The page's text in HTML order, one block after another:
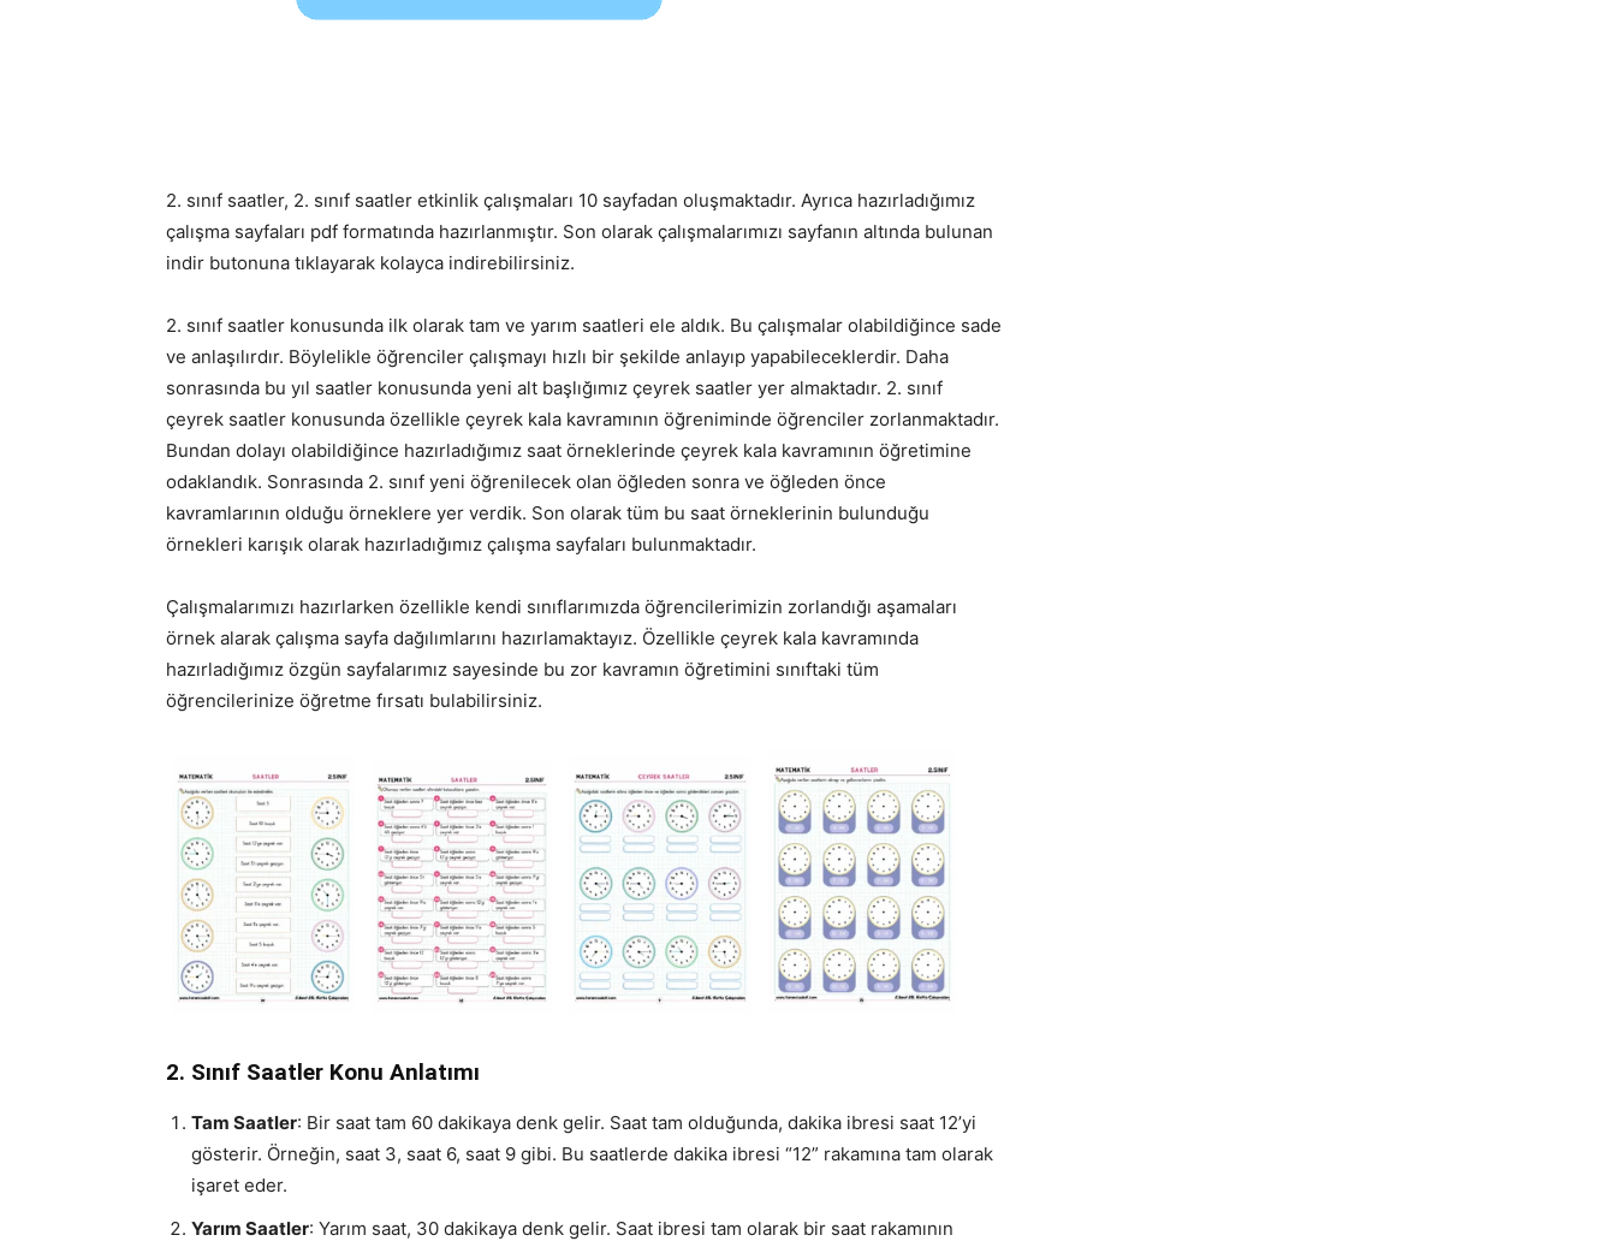
2. sınıf saatler, 2. sınıf saatler etkinlik çalışmaları 10 sayfadan oluşmaktadır. Ayrıca hazırladığımız
çalışma sayfaları pdf formatında hazırlanmıştır. Son olarak çalışmalarımızı sayfanın altında bulunan
indir butonuna tıklayarak kolayca indirebilirsiniz.
2. sınıf saatler konusunda ilk olarak tam ve yarım saatleri ele aldık. Bu çalışmalar olabildiğince sade
ve anlaşılırdır. Böylelikle öğrenciler çalışmayı hızlı bir şekilde anlayıp yapabileceklerdir. Daha
sonrasında bu yıl saatler konusunda yeni alt başlığımız çeyrek saatler yer almaktadır. 2. sınıf
çeyrek saatler konusunda özellikle çeyrek kala kavramının öğreniminde öğrenciler zorlanmaktadır.
Bundan dolayı olabildiğince hazırladığımız saat örneklerinde çeyrek kala kavramının öğretimine
odaklandık. Sonrasında 2. sınıf yeni öğrenilecek olan öğleden sonra ve öğleden önce
kavramlarının olduğu örneklere yer verdik. Son olarak tüm bu saat örneklerinin bulunduğu
örnekleri karışık olarak hazırladığımız çalışma sayfaları bulunmaktadır.
Çalışmalarımızı hazırlarken özellikle kendi sınıflarımızda öğrencilerimizin zorlandığı aşamaları
örnek alarak çalışma sayfa dağılımlarını hazırlamaktayız. Özellikle çeyrek kala kavramında
hazırladığımız özgün sayfalarımız sayesinde bu zor kavramın öğretimini sınıftaki tüm
öğrencilerinize öğretme fırsatı bulabilirsiniz.
2. Sınıf Saatler Konu Anlatımı
Tam Saatler: Bir saat tam 60 dakikaya denk gelir. Saat tam olduğunda, dakika ibresi saat 12’yi
gösterir. Örneğin, saat 3, saat 6, saat 9 gibi. Bu saatlerde dakika ibresi “12” rakamına tam olarak
işaret eder.
Yarım Saatler: Yarım saat, 30 dakikaya denk gelir. Saat ibresi tam olarak bir saat rakamının